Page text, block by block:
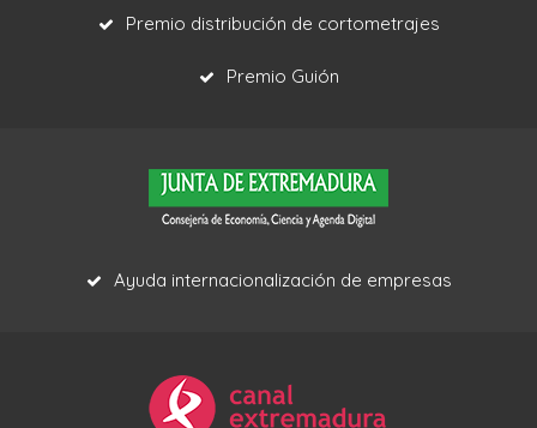
Premio distribución de cortometrajes
Premio Guión
Ayuda internacionalización de empresas